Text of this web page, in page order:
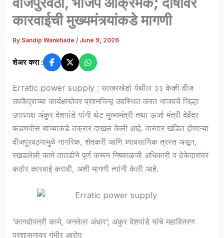
कारवाईची मुख्यमंत्र्यांकडे मागणी
By Sandip Wankhade/ June 9, 2026
शेअर करा :
Erratic power supply : साखरखेर्डा येथील ३३ केव्ही वीज
उपकेंद्राच्या कार्यक्षमतेवर प्रश्नचिन्ह उपस्थित करत भाजपचे जिल्हा
उपाध्यक्ष अंकुर देशपांडे यांनी थेट मुख्यमंत्री तथा ऊर्जा मंत्री देवेंद्र
फडणवीस यांच्याकडे तक्रार दाखल केली आहे. वारंवार खंडित होणाऱ्या
वीजपुरवठ्यामुळे नागरिक, शेतकरी आणि व्यावसायिक त्रस्त असून,
रखडलेली कामे तातडीने पूर्ण करून निष्काळजी अधिकारी व ठेकेदारांवर
कठोर कारवाई करावी, अशी मागणी त्यांनी केली आहे.
‘कागदोपत्री कामे, जनतेला अंधार’; अंकुर देशपांडे यांचे महावितरण
प्रशासनावर गंभीर आरोप